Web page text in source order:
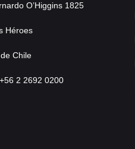
O’Higgins 1825
Héroes
Chile
2 2692 0200